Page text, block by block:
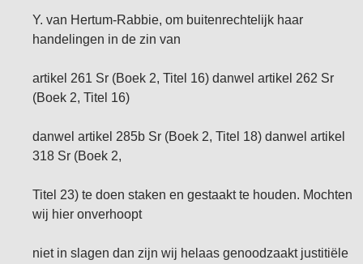
Y. van Hertum-Rabbie, om buitenrechtelijk haar
handelingen in de zin van
artikel 261 Sr (Boek 2, Titel 16) danwel artikel 262 Sr
(Boek 2, Titel 16)
danwel artikel 285b Sr (Boek 2, Titel 18) danwel artikel
318 Sr (Boek 2,
Titel 23) te doen staken en gestaakt te houden. Mochten
wij hier onverhoopt
niet in slagen dan zijn wij helaas genoodzaakt justitiële